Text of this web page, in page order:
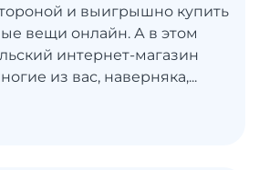
и выигрышно купить
вещи онлайн. А в этом
интернет-магазин
из вас, наверняка,...